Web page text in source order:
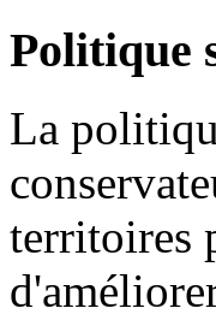
Politique
La
territoires